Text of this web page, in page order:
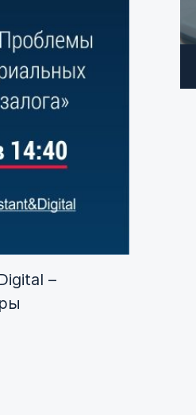
–